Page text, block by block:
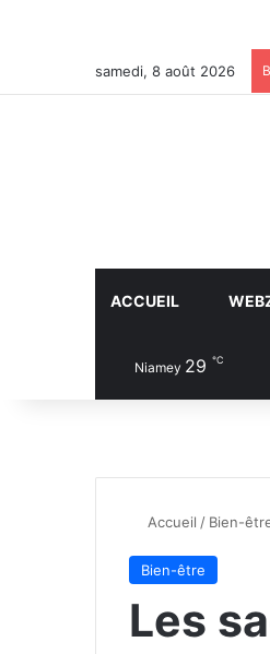
samedi, 8 août 2026
ACCUEIL
Niamey 29 ℃
Accueil / Bien-
Bien-être
Les